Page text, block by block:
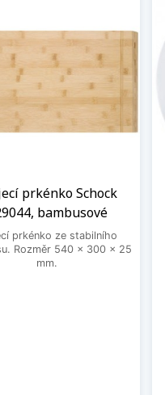
prkénko Schock
bambusové
prkénko ze stabilního
Rozměr 540 x 300 x 25
mm.